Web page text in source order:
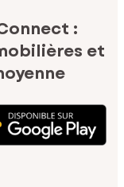
:
et